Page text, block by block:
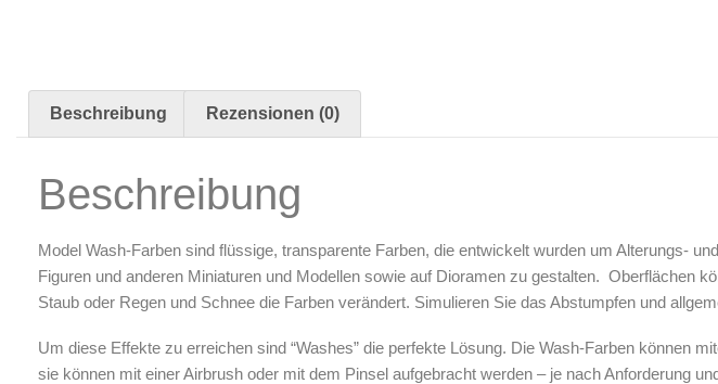
Sandstrahlen & Spezialbehandlungen
Maskierfolien & Maskierbänder
Reinigung & Pflege
Oberflächenreiniger
Luftreinigung & Filter
Beschreibung Rezensionen (0)
Beschreibung
Model Wash-Farben sind flüssige, transparente Farben, die entwickelt wurden um Alterungs-
Figuren und anderen Miniaturen und Modellen sowie auf Dioramen zu gestalten. Oberflächen
Staub oder Regen und Schnee die Farben verändert. Simulieren Sie das Abstumpfen und
Um diese Effekte zu erreichen sind “Washes” die perfekte Lösung. Die Wash-Farben können
sie können mit einer Airbrush oder mit dem Pinsel aufgebracht werden – je nach Anforderung